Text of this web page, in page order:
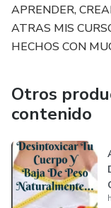
APRENDER,
ATRAS MIS
HECHOS CON
Otros
contenido